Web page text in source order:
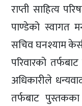
राप्ती साहित्य
पाण्डेको स्वागत
सचिव घनश्याम
परिवारको
अधिकारीले
तर्फबाट